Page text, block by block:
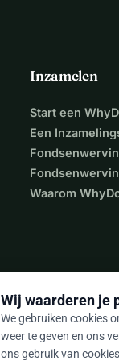
Inzamelen
Start een
Een
Waarom
Wij waarderen je
We gebruiken cookies
weer te geven en ons
ons gebruik van